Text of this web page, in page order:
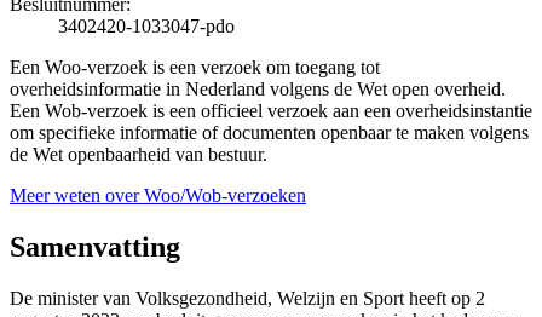
3402420-1033047-pdo
Een Woo-verzoek is een verzoek om toegang tot
overheidsinformatie in Nederland volgens de Wet open overheid.
Een Wob-verzoek is een officieel verzoek aan een overheidsinstantie
om specifieke informatie of documenten openbaar te maken volgens
de Wet openbaarheid van bestuur.
Meer weten over Woo/Wob-verzoeken
Samenvatting
De minister van Volksgezondheid, Welzijn en Sport heeft op 2